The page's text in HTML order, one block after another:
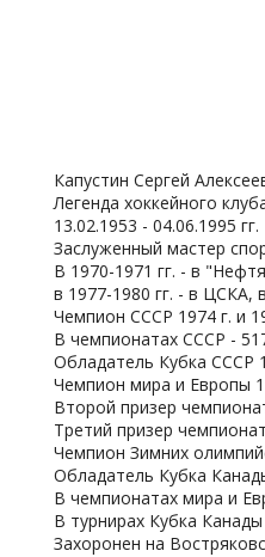
Капустин Сергей
Легенда хоккейного
13.02.1953 - 04.06.1995 гг.
Заслуженный мастер
В 1970-1971 гг. - в
в 1977-1980 гг. - в ЦСКА,
Чемпион СССР 1974 г. и
В чемпионатах СССР -
Обладатель Кубка СССР
Чемпион мира и Европы
Второй призер
Третий призер
Чемпион Зимних
Обладатель Кубка
В чемпионатах мира и
В турнирах Кубка
Захоронен на